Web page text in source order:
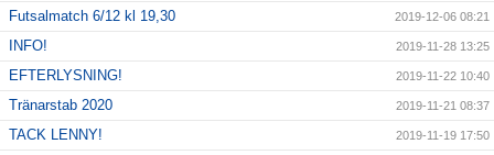
Futsalmatch 6/12 kl 19,30 2019-12-06 08:21
INFO! 2019-11-28 13:25
EFTERLYSNING! 2019-11-22 10:40
Tränarstab 2020 2019-11-21 08:37
TACK LENNY! 2019-11-19 17:50